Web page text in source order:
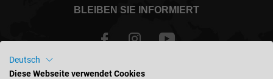
BLEIBEN SIE INFORMIERT
Österreich - deutsch
Deutsch
Diese Webseite verwendet Cookies